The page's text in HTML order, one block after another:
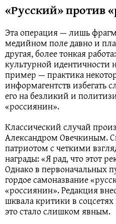
«Русский» против
Эта операция — лишь
медийном поле давно и
другая, более тонкая
культурной идентичности
пример — практика
информагентств избегать
его на безликий и
«россиянин».
Классический случай
Александром Овечкиным.
патриотом с четкими
награды: «Я рад, что этот
Однако в первоначальных
гордое самоназвание
«россиянин». Редакция
шквала критики в
это стало слишком явным.